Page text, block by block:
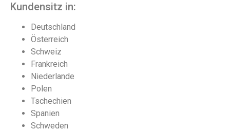
Kundensitz in:
Deutschland
Österreich
Schweiz
Frankreich
Niederlande
Polen
Tschechien
Spanien
Schweden